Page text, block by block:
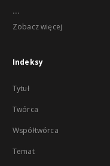
...
Zobacz więcej
Indeksy
Tytuł
Twórca
Współtwórca
Temat